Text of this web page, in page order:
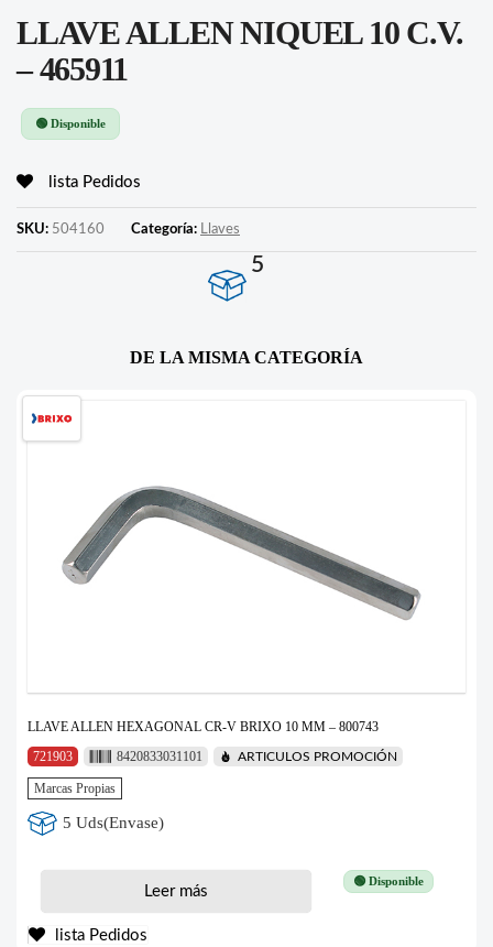
LLAVE ALLEN NIQUEL 10 C.V.
– 465911
🟢 Disponible
lista Pedidos
SKU: 504160 Categoría: Llaves
5
DE LA MISMA CATEGORÍA
LLAVE ALLEN HEXAGONAL CR-V BRIXO 10 MM – 800743
721903
8420833031101 ARTICULOS PROMOCIÓN
Marcas Propias
5 Uds(Envase)
🟢 Disponible
Leer más
lista Pedidos